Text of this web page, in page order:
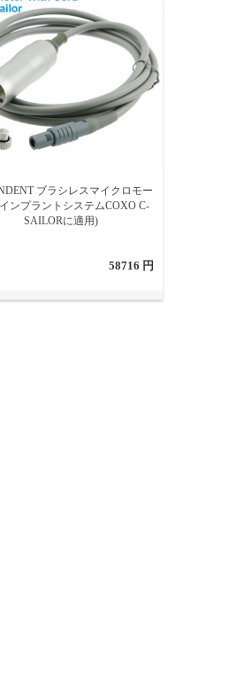
ブラシレスマイクロモー
ンプラントシステムCOXO C-
SAILORに適用)
58716 円